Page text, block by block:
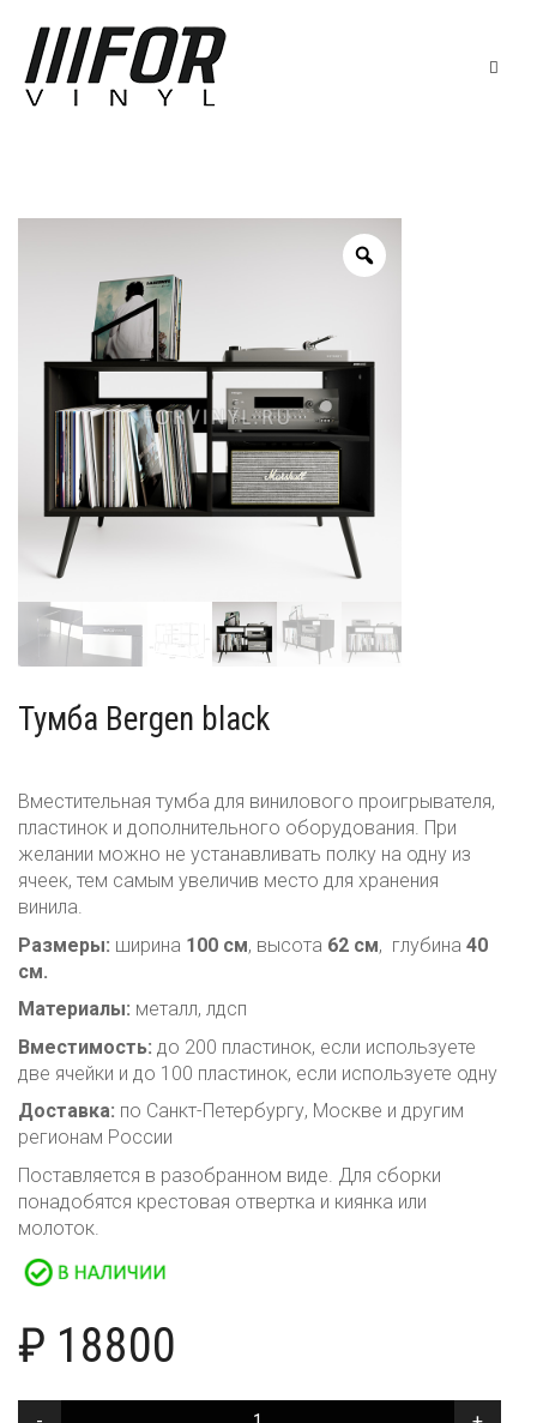
ГЛАВНАЯ
Тумбы для проигрывателя
Стойки для HiFi
Подставки для винила
Ящики для винила
Стойки для пластинок
Стеллажи для пластинок
Полки для пластинок
ДОСТАВКА
КОНТАКТЫ
+7(911)140-00-32 Санкт-Петербург
Мои закладки Сотрудничество
Тумба Bergen black
Вместительная тумба для винилового проигрывателя,
пластинок и дополнительного оборудования. При
желании можно не устанавливать полку на одну из
ячеек, тем самым увеличив место для хранения
винила.
Размеры: ширина 100 см, высота 62 см, глубина 40
см.
Материалы: металл, лдсп
Вместимость: до 200 пластинок, если используете
две ячейки и до 100 пластинок, если используете одну
Доставка: по Санкт-Петербургу, Москве и другим
регионам России
Поставляется в разобранном виде. Для сборки
понадобятся крестовая отвертка и киянка или
молоток.
₽ 18800